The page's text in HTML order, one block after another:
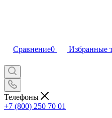
Сравнение0 Избранные
Телефоны
+7 (800) 250 70 01